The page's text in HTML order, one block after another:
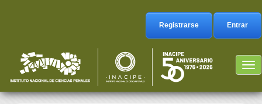
Barra
lateral
Registrarse Entrar